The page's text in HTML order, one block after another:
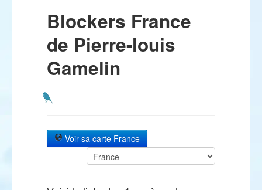
Blockers France
de Pierre-louis
Gamelin
Voir sa carte France